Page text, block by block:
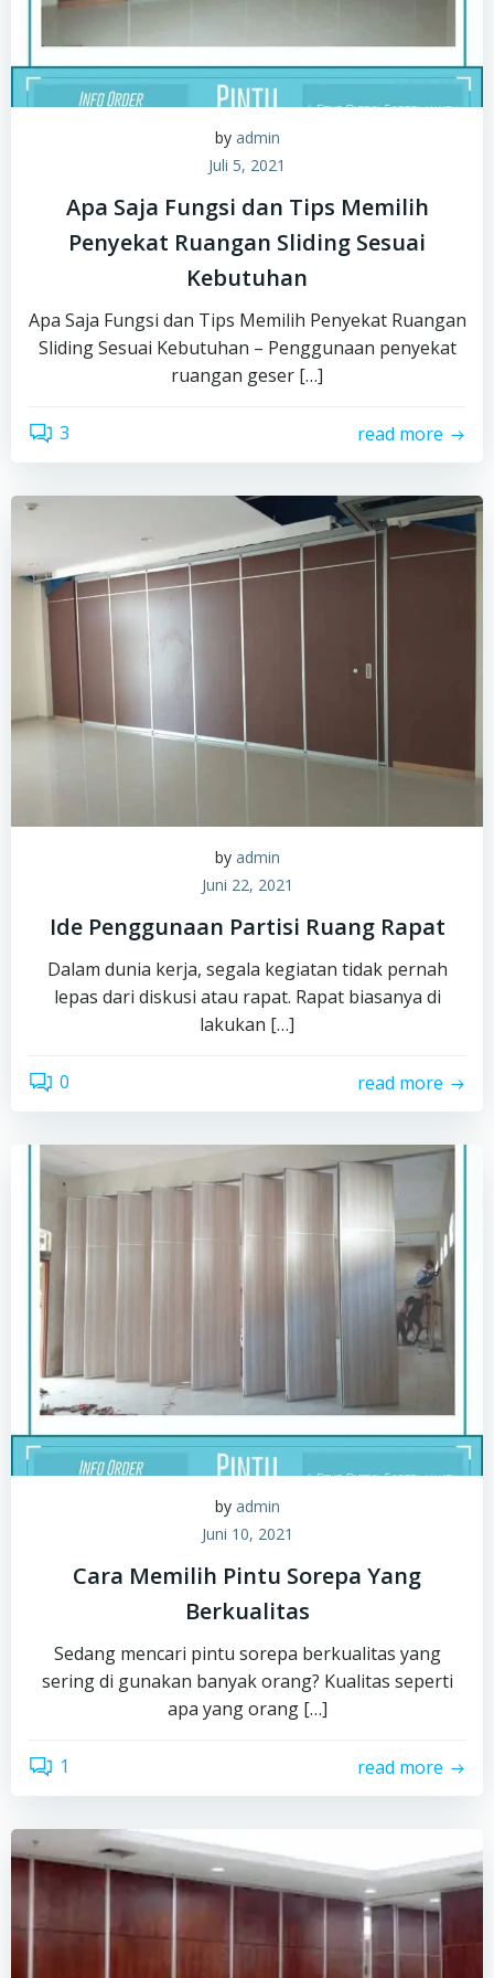
by admin
Juli 5, 2021
Apa Saja Fungsi dan Tips Memilih
Penyekat Ruangan Sliding Sesuai
Kebutuhan
Apa Saja Fungsi dan Tips Memilih Penyekat Ruangan
Sliding Sesuai Kebutuhan – Penggunaan penyekat
ruangan geser […]
3 read more
by admin
Juni 22, 2021
Ide Penggunaan Partisi Ruang Rapat
Dalam dunia kerja, segala kegiatan tidak pernah
lepas dari diskusi atau rapat. Rapat biasanya di
lakukan […]
0 read more
by admin
Juni 10, 2021
Cara Memilih Pintu Sorepa Yang
Berkualitas
Sedang mencari pintu sorepa berkualitas yang
sering di gunakan banyak orang? Kualitas seperti
apa yang orang […]
1 read more